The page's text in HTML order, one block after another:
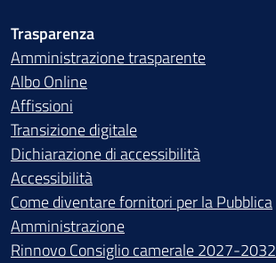
Trasparenza
Amministrazione trasparente
Albo Online
Affissioni
Transizione digitale
Dichiarazione di accessibilità
Accessibilità
Come diventare fornitori per la Pubblica
Amministrazione
Rinnovo Consiglio camerale 2027-2032